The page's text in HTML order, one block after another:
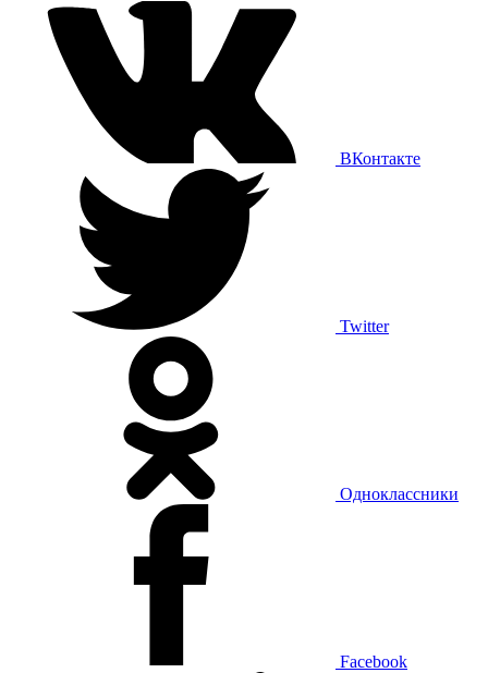
ВКонтакте
Twitter
Одноклассники
Facebook